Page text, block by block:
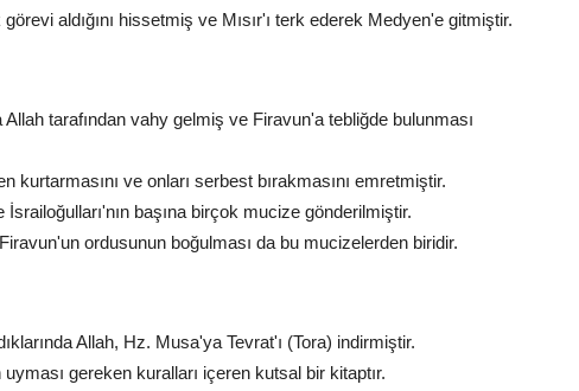
aldığını hissetmiş ve Mısır'ı terk ederek Medyen'e gitmiştir.
tarafından vahy gelmiş ve Firavun'a tebliğde bulunması
kurtarmasını ve onları serbest bırakmasını emretmiştir.
İsrailoğulları'nın başına birçok mucize gönderilmiştir.
ordusunun boğulması da bu mucizelerden biridir.
Allah, Hz. Musa'ya Tevrat'ı (Tora) indirmiştir.
gereken kuralları içeren kutsal bir kitaptır.